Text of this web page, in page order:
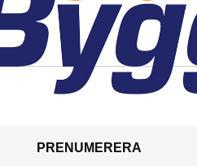
PRENUMERERA